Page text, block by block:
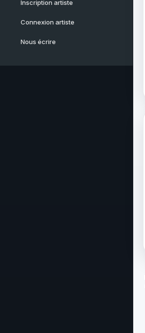
Inscription artiste
Connexion artiste
Nous écrire